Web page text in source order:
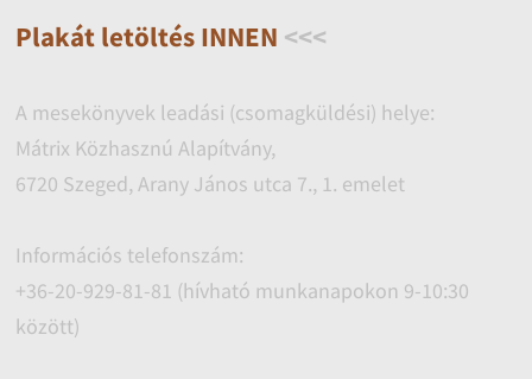
Plakát letöltés INNEN <<<
A mesekönyvek leadási (csomagküldési) helye:
Mátrix Közhasznú Alapítvány,
6720 Szeged, Arany János utca 7., 1. emelet
Információs telefonszám:
+36-20-929-81-81 (hívható munkanapokon 9-10:30
között)